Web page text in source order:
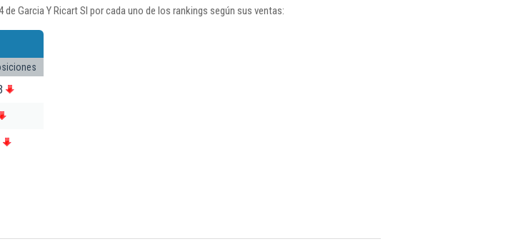
Garcia Y Ricart Sl por cada uno de los rankings según sus ventas: